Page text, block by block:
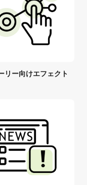
リー向けエフェクト